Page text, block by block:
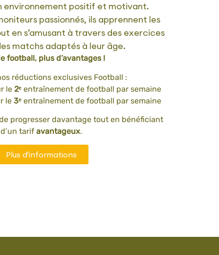
environnement positif et motivant.
passionnés, ils apprennent les
en s’amusant à travers des exercices
matchs adaptés à leur âge.
football, plus d’avantages !
réductions exclusives Football :
le 2ᵉentraînement de football par semaine
le3ᵉ entraînement de football par semaine
progresser davantage tout en bénéficiant
d’un tarifavantageux.
Plus d'informations